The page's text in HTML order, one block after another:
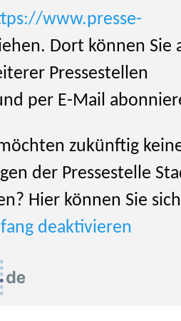
www.presse-
Dort können Sie
Pressestellen
per E-Mail
zukünftig
der Pressestelle
Hier können Sie sich
deaktivieren